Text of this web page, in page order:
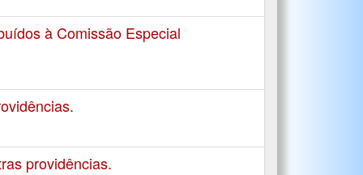
à Comissão Especial
providências.